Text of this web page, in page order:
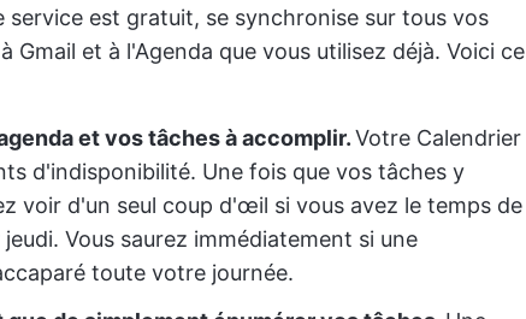
service est gratuit, se synchronise sur tous vos
Gmail et à l'Agenda que vous utilisez déjà. Voici ce
et vos tâches à accomplir.Votre Calendrier
d'indisponibilité. Une fois que vos tâches y
voir d'un seul coup d'œil si vous avez le temps de
Vous saurez immédiatement si une
toute votre journée.